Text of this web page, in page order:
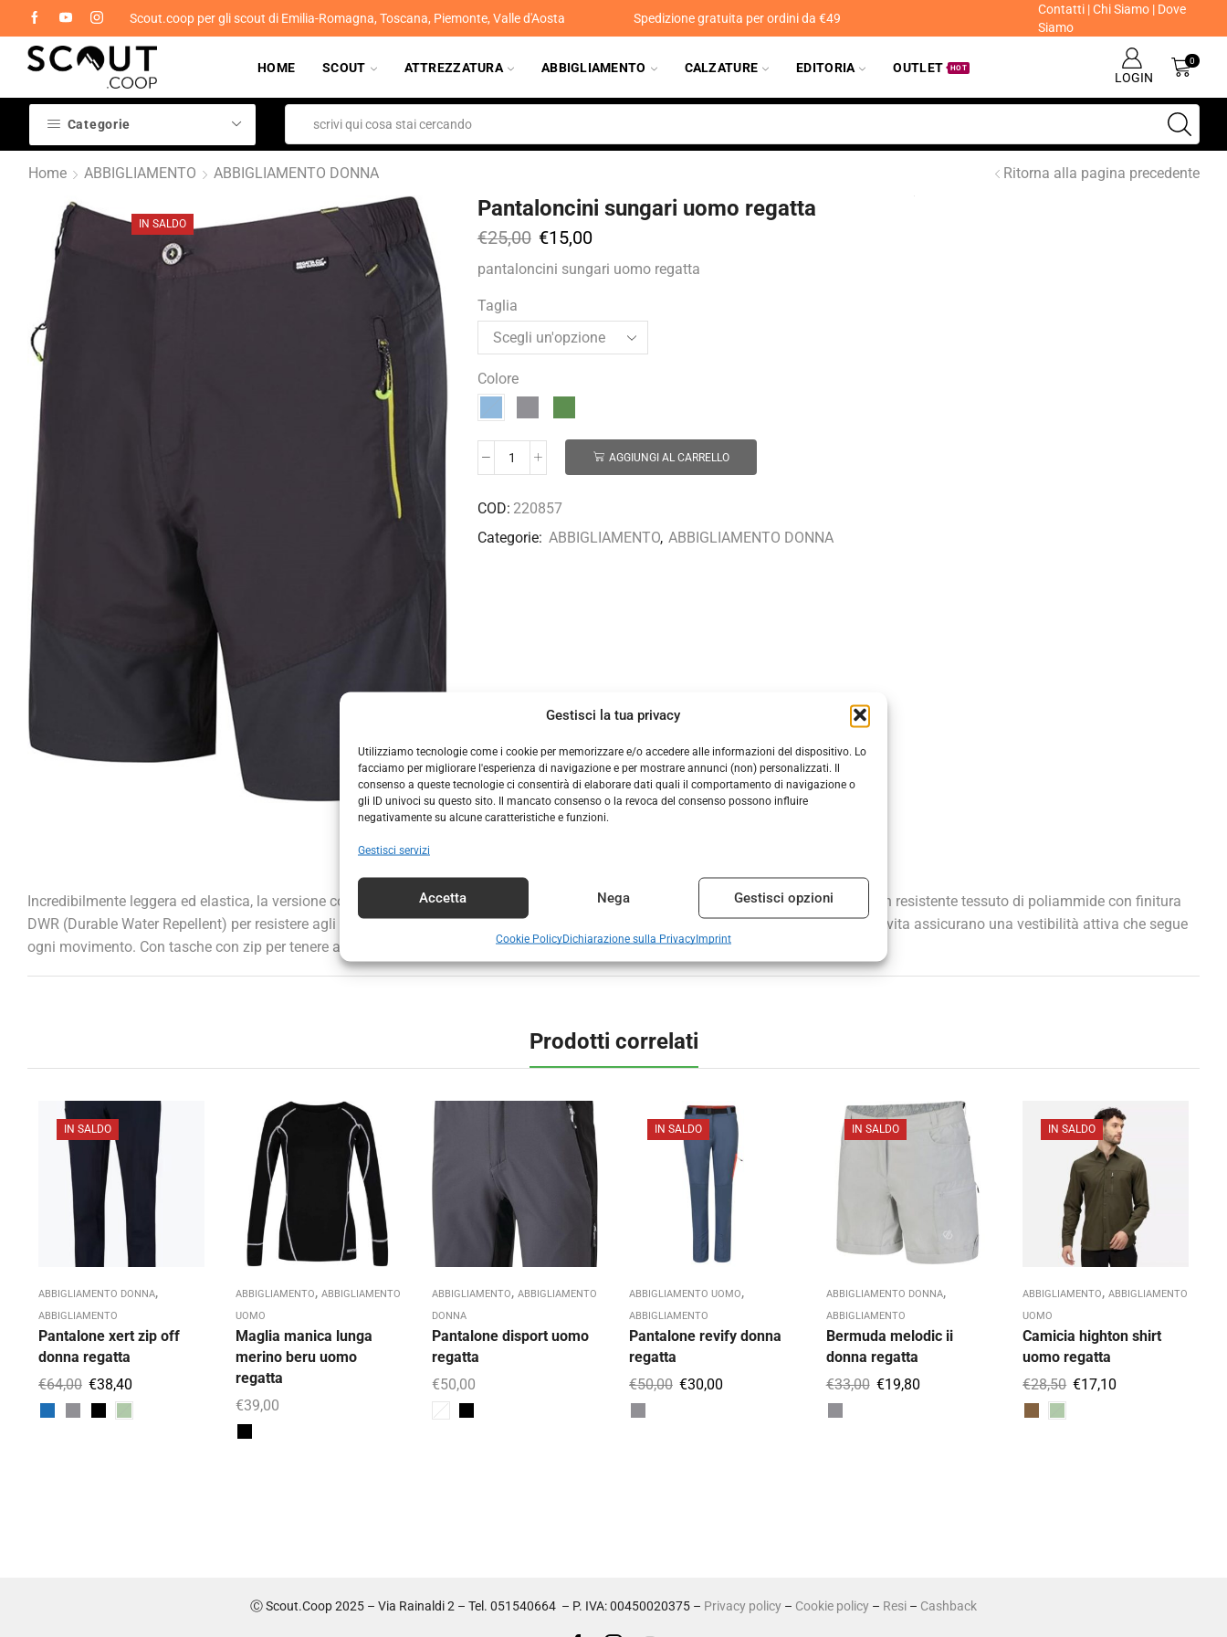
Gestisci la tua privacy
Utilizziamo tecnologie come i cookie per memorizzare e/o accedere alle informazioni del dispositivo. Lo
facciamo per migliorare l'esperienza di navigazione e per mostrare annunci (non) personalizzati. Il
consenso a queste tecnologie ci consentirà di elaborare dati quali il comportamento di navigazione o
gli ID univoci su questo sito. Il mancato consenso o la revoca del consenso possono influire
negativamente su alcune caratteristiche e funzioni.
Gestisci servizi
Accetta Nega Gestisci opzioni
Cookie PolicyDichiarazione sulla PrivacyImprint
Scout.coop per gli scout di Emilia-Romagna, Toscana, Piemonte, Valle d'Aosta Spedizione gratuita per ordini da €49
Contatti|Chi Siamo| Dove
Siamo
HOME SCOUT ATTREZZATURA ABBIGLIAMENTO CALZATURE EDITORIA OUTLET HOT
LOGIN
0
Categorie
Home ABBIGLIAMENTO ABBIGLIAMENTO DONNA Ritorna alla pagina precedente
IN SALDO
Pantaloncini sungari uomo regatta
€25,00 €15,00
pantaloncini sungari uomo regatta
Taglia
Colore
AGGIUNGI AL CARRELLO
COD: 220857
Categorie: ABBIGLIAMENTO, ABBIGLIAMENTO DONNA
Incredibilmente leggera ed elastica, la versione corta dei nostri famosi pantaloni Sungari è l’ideale per le escursioni estive. Realizzata in resistente tessuto di poliammide con finitura
DWR (Durable Water Repellent) per resistere agli acquazzoni. Gli inserti elasticizzati che si estendono in tutte le direzioni e l’elastico in vita assicurano una vestibilità attiva che segue
ogni movimento. Con tasche con zip per tenere al sicuro i tuoi oggetti essenziali. Rifinito con una toppa da regata in vita.
Prodotti correlati
IN SALDO
ABBIGLIAMENTO DONNA,
ABBIGLIAMENTO
Pantalone xert zip off
donna regatta
€64,00 €38,40
ABBIGLIAMENTO, ABBIGLIAMENTO
UOMO
Maglia manica lunga
merino beru uomo
regatta
€39,00
ABBIGLIAMENTO,ABBIGLIAMENTO
DONNA
Pantalone disport uomo
regatta
€50,00
IN SALDO
ABBIGLIAMENTO UOMO,
ABBIGLIAMENTO
Pantalone revify donna
regatta
€50,00 €30,00
IN SALDO
ABBIGLIAMENTO DONNA,
ABBIGLIAMENTO
Bermuda melodic ii
donna regatta
€33,00 €19,80
IN SALDO
ABBIGLIAMENTO,ABBIGLIAMENTO
UOMO
Camicia highton shirt
uomo regatta
€28,50 €17,10
Ⓒ Scout.Coop 2025 – Via Rainaldi 2 – Tel. 051540664 – P. IVA: 00450020375 – Privacy policy – Cookie policy – Resi – Cashback